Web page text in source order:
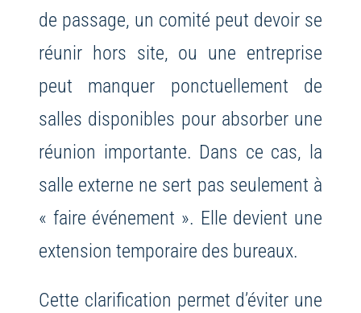
de passage, un comité peut devoir se
réunir hors site, ou une entreprise
peut manquer ponctuellement de
salles disponibles pour absorber une
réunion importante. Dans ce cas, la
salle externe ne sert pas seulement à
« faire événement ». Elle devient une
extension temporaire des bureaux.
Cette clarification permet d’éviter une